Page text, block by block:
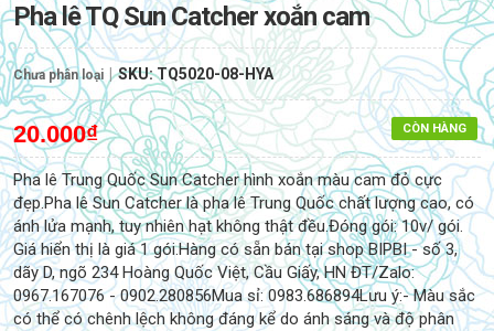
Pha lê TQ Sun Catcher xoắn cam
Chưa phân loại |SKU:TQ5020-08-HYA
CÒN HÀNG
20.000₫
Pha lê Trung Quốc Sun Catcher hình xoắn màu cam đỏ cực
đẹp.Pha lê Sun Catcher là pha lê Trung Quốc chất lượng cao, có
ánh lửa mạnh, tuy nhiên hạt không thật đều.Đóng gói: 10v/ gói.
Giá hiển thị là giá 1 gói.Hàng có sẵn bán tại shop BIPBI - số 3,
dãy D, ngõ 234 Hoàng Quốc Việt, Cầu Giấy, HN ĐT/Zalo:
0967.167076 - 0902.280856Mua sỉ: 0983.686894Lưu ý:- Màu sắc
có thể có chênh lệch không đáng kể do ánh sáng và độ phân